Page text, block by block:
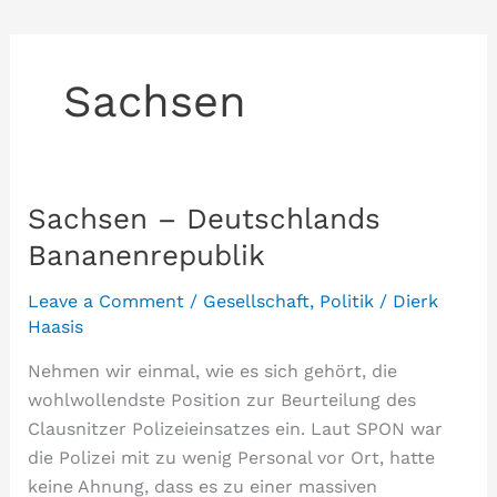
Sachsen
Sachsen – Deutschlands
Bananenrepublik
Leave a Comment / Gesellschaft, Politik/ Dierk
Haasis
Nehmen wir einmal, wie es sich gehört, die
wohlwollendste Position zur Beurteilung des
Clausnitzer Polizeieinsatzes ein. Laut SPON war
die Polizei mit zu wenig Personal vor Ort, hatte
keine Ahnung, dass es zu einer massiven